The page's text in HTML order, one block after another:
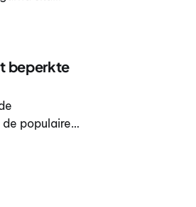
runt den
beperkte
populaire
de